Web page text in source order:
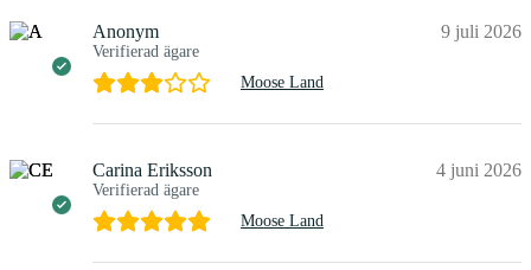
Anonym
Verifierad ägare
9 juli 2026
Moose Land
Carina Eriksson
Verifierad ägare
4 juni 2026
Moose Land